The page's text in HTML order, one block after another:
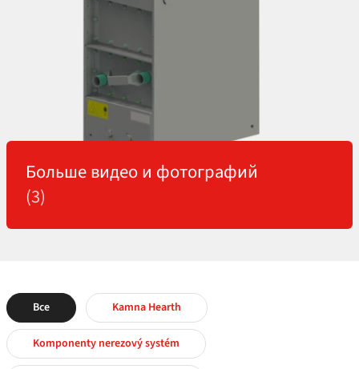
Больше видео и фотографий
(3)
Все Kamna Hearth
Komponenty nerezový systém